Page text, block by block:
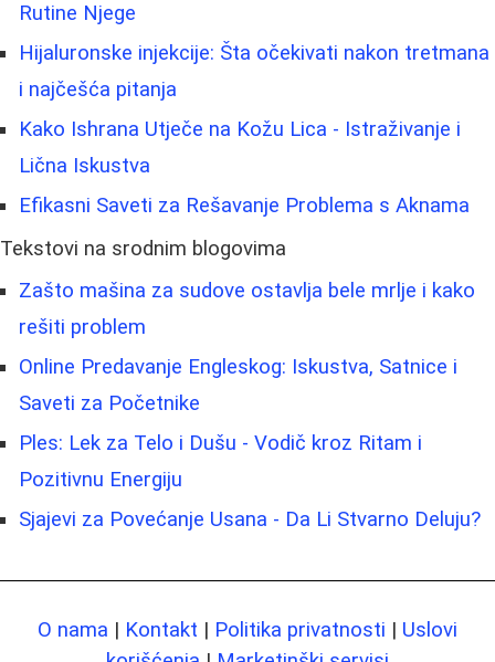
Rutine Njege
Hijaluronske injekcije: Šta očekivati nakon tretmana
i najčešća pitanja
Kako Ishrana Utječe na Kožu Lica - Istraživanje i
Lična Iskustva
Efikasni Saveti za Rešavanje Problema s Aknama
Tekstovi na srodnim blogovima
Zašto mašina za sudove ostavlja bele mrlje i kako
rešiti problem
Online Predavanje Engleskog: Iskustva, Satnice i
Saveti za Početnike
Ples: Lek za Telo i Dušu - Vodič kroz Ritam i
Pozitivnu Energiju
Sjajevi za Povećanje Usana - Da Li Stvarno Deluju?
O nama | Kontakt | Politika privatnosti | Uslovi